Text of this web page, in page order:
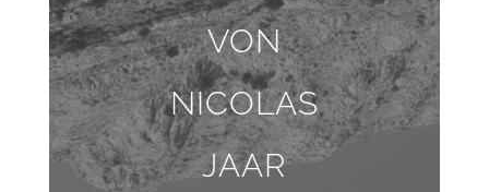
VON
NICOLAS
JAAR